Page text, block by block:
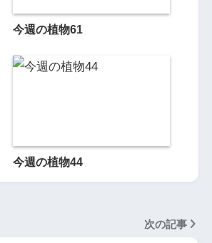
今週の植物61
今週の植物44
次の記事